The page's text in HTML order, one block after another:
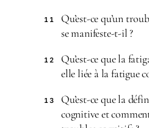
11
Qu’est-ce qu’un
se manifeste-t-il ?
12
Qu’est-ce que la
elle liée à la fatigue
13
Qu’est-ce que la
cognitive et